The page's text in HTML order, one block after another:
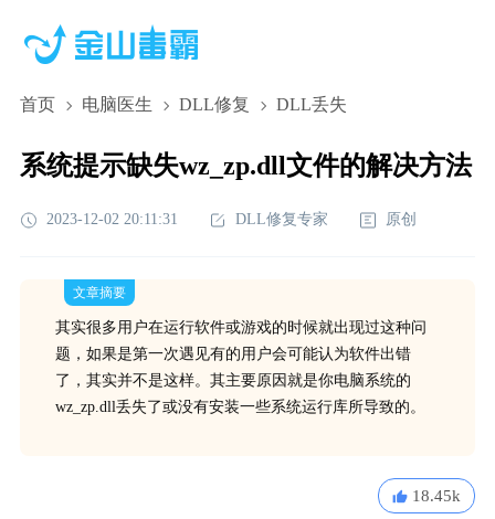
首页 电脑医生 DLL修复 DLL丢失
系统提示缺失wz_zp.dll文件的解决方法
2023-12-02 20:11:31 DLL修复专家 原创
文章摘要
其实很多用户在运行软件或游戏的时候就出现过这种问
题，如果是第一次遇见有的用户会可能认为软件出错
了，其实并不是这样。其主要原因就是你电脑系统的
wz_zp.dll丢失了或没有安装一些系统运行库所导致的。
18.45k